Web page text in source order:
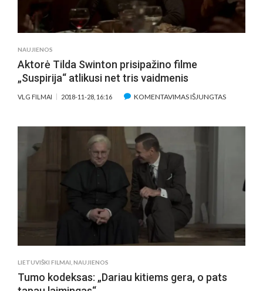
KELIA
KLAUSIMĄ:
O
YRA
TIK
PRADŽIA?
NAUJIENOS
Aktorė Tilda Swinton prisipažino filme
„Suspirija“ atlikusi net tris vaidmenis
VLG FILMAI 2018-11-28, 16:16 KOMENTAVIMAS IŠJUNGTASĮRAŠE
ATLIKUSI
LIETUVIŠKI FILMAI NAUJIENOS
Tumo kodeksas: „Dariau kitiems gera, o pats